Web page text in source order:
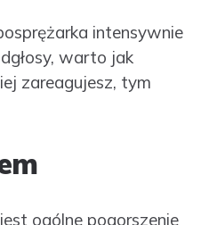
intensywnie
warto jak
zareagujesz, tym
ogólne pogorszenie